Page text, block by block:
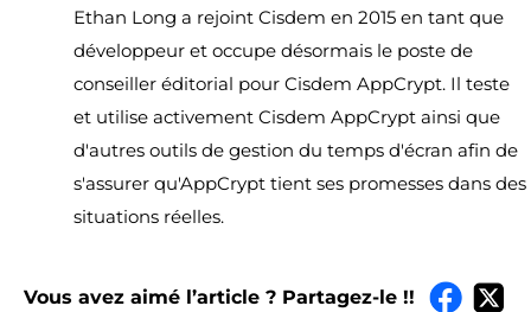
Ethan Long a rejoint Cisdem en 2015 en tant que
développeur et occupe désormais le poste de
conseiller éditorial pour Cisdem AppCrypt. Il teste
et utilise activement Cisdem AppCrypt ainsi que
d'autres outils de gestion du temps d'écran afin de
s'assurer qu'AppCrypt tient ses promesses dans des
situations réelles.
Vous avez aimé l’article ? Partagez-le !!